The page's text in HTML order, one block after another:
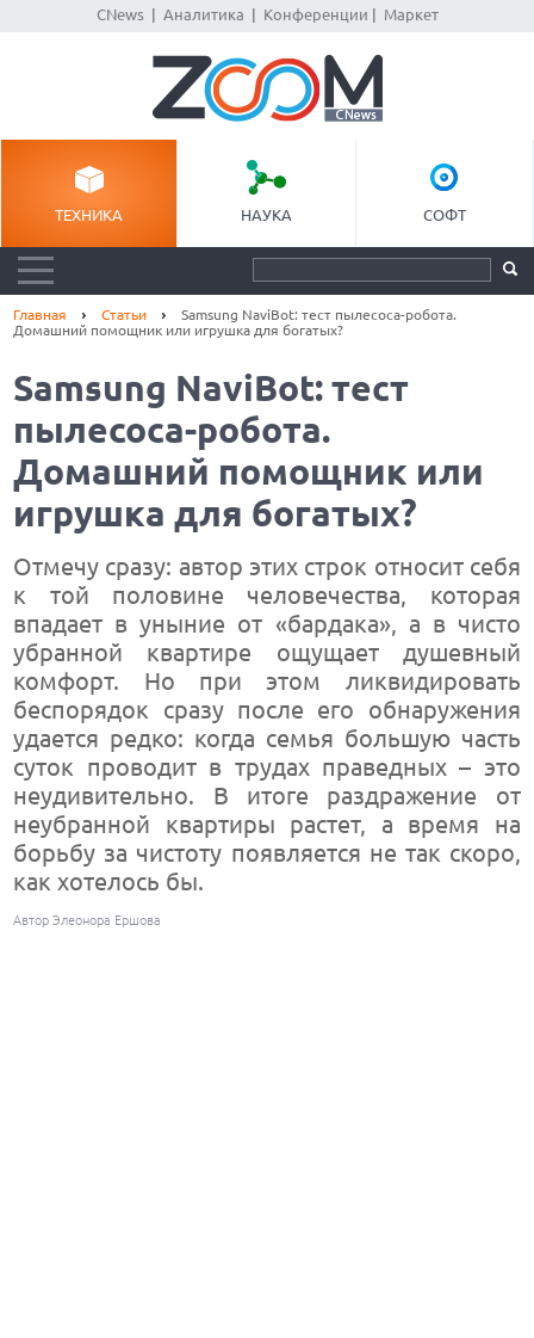
CNews| Аналитика Конференции Маркет
ТЕХНИКА НАУКА СОФТ
Главная Статьи
Samsung NaviBot: тест пылесоса-робота.
Домашний помощник или игрушка для богатых?
Samsung NaviBot: тест
пылесоса-робота.
Домашний помощник или
игрушка для богатых?
Отмечу сразу: автор этих строк относит себя
к той половине человечества, которая
впадает в уныние от «бардака», а в чисто
убранной квартире ощущает душевный
комфорт. Но при этом ликвидировать
беспорядок сразу после его обнаружения
удается редко: когда семья большую часть
суток проводит в трудах праведных – это
неудивительно. В итоге раздражение от
неубранной квартиры растет, а время на
борьбу за чистоту появляется не так скоро,
как хотелось бы.
Автор Элеонора Ершова